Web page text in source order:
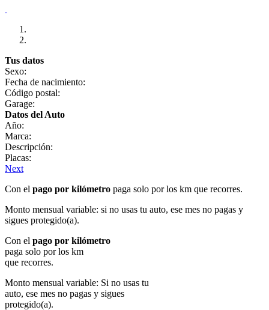
Tus datos
Sexo:
Fecha de nacimiento:
Código postal:
Garage:
Datos del Auto
Año:
Marca:
Descripción:
Placas:
Next
Con el pago por kilómetro paga solo por los km que recorres.
Monto mensual variable: si no usas tu auto, ese mes no pagas y
sigues protegido(a).
Con el pago por kilómetro
paga solo por los km
que recorres.
Monto mensual variable: Si no usas tu
auto, ese mes no pagas y sigues
protegido(a).